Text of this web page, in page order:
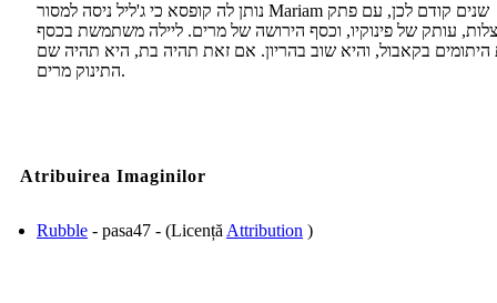
נותן לה קופסא כי ג'ליל ניסה למסור Mariam שנים קודם לכן, עם פתק
עותק של פינוקיו, וכסף הירושה של מרים. ליילה משתמשת בכסף
היתומים בקאבול, והיא שוב בהריון. אם זאת תהיה בת, היא תהיה שם
התינוק מרים.
Atribuirea Imaginilor
Rubble - pasa47 - (LicențăAttribution )